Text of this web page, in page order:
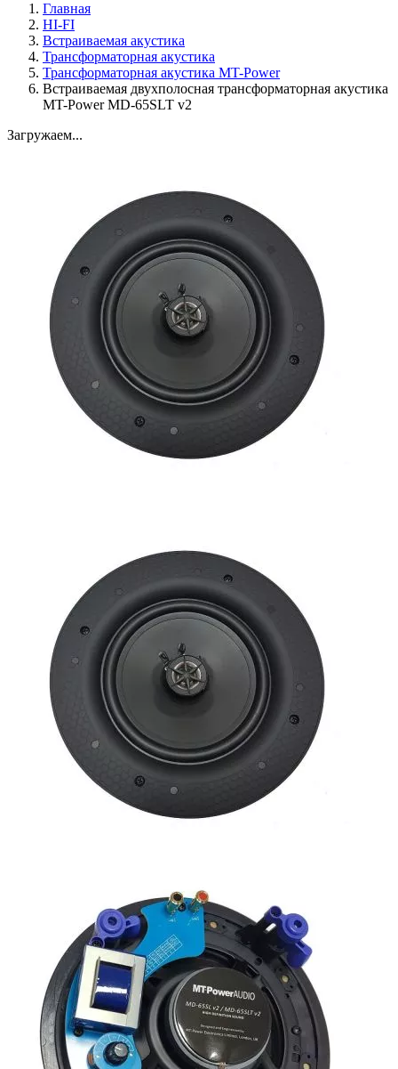
Главная
HI-FI
Встраиваемая акустика
Трансформаторная акустика
Трансформаторная акустика MT-Power
Встраиваемая двухполосная трансформаторная акустика
MT-Power MD-65SLT v2
Загружаем...